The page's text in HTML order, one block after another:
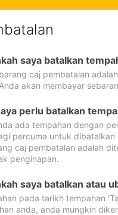
saya batalkan
caj pembatalan
akan membayar
perlu batalkan
ada tempahan dengan
percuma untuk
caj pembatalan adalah
penginapan.
saya batalkan atau
pada tarikh tempahan
anda, anda mungkin